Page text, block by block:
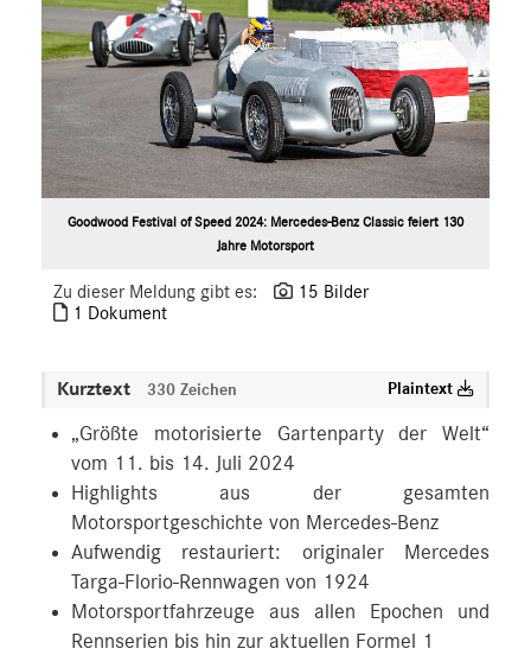
Goodwood Festival of Speed 2024: Mercedes-Benz Classic feiert 130
Jahre Motorsport
Zu dieser Meldung gibt es:
15 Bilder
1 Dokument
Kurztext 330 Zeichen Plaintext
„Größte motorisierte Gartenparty der Welt“
vom 11. bis 14. Juli 2024
Highlights aus der gesamten
Motorsportgeschichte von Mercedes-Benz
Aufwendig restauriert: originaler Mercedes
Targa-Florio-Rennwagen von 1924
Motorsportfahrzeuge aus allen Epochen und
Rennserien bis hin zur aktuellen Formel 1